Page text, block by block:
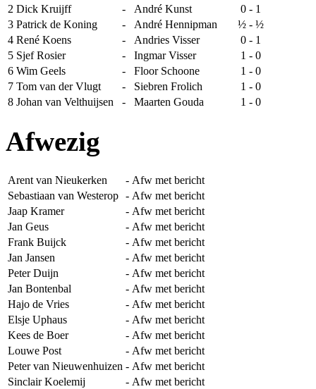
2 Dick Kruijff - André Kunst
0 - 1
3 Patrick de Koning - André Hennipman
½ - ½
4 René Koens - Andries Visser
0 - 1
5 Sjef Rosier - Ingmar Visser
1 - 0
6 Wim Geels - Floor Schoone
1 - 0
7 Tom van der Vlugt - Siebren Frolich
1 - 0
8 Johan van Velthuijsen - Maarten Gouda 1 - 0
Afwezig
Arent van Nieukerken - Afw met bericht
Sebastiaan van Westerop - Afw met bericht
Jaap Kramer
- Afw met bericht
Jan Geus
- Afw met bericht
Frank Buijck
- Afw met bericht
Jan Jansen
- Afw met bericht
Peter Duijn
- Afw met bericht
Jan Bontenbal
- Afw met bericht
Hajo de Vries
- Afw met bericht
Elsje Uphaus
- Afw met bericht
Kees de Boer
- Afw met bericht
Louwe Post
- Afw met bericht
Peter van Nieuwenhuizen - Afw met bericht
Sinclair Koelemij
- Afw met bericht